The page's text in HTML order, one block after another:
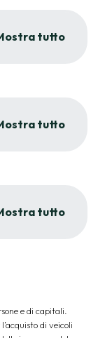
tutto
tutto
tutto
e di capitali.
di veicoli